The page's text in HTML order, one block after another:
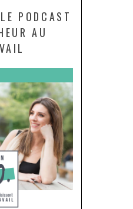
PODCAST
AU